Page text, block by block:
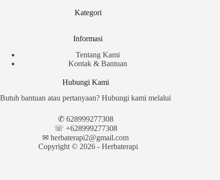
Kategori
Informasi
Tentang Kami
Kontak & Bantuan
Hubungi Kami
Butuh bantuan atau pertanyaan? Hubungi kami melalui
✆ 628999277308
☏ +628999277308
✉︎ herbaterapi2@gmail.com
Copyright © 2026 - Herbaterapi